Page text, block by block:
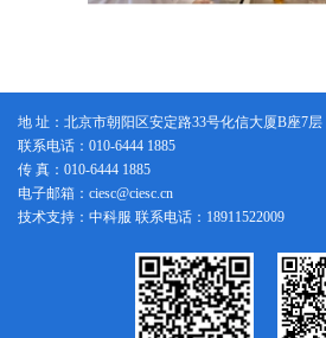
地 址：北京市朝阳区安定路33号化信大厦B座7层
联系电话：010-6444 1885
传 真：010-6444 1885
电子邮箱：ciesc@ciesc.cn
技术支持：中科服 联系电话：18911522009